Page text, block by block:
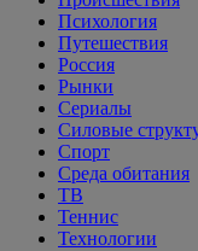
Психология
Путешествия
Россия
Рынки
Сериалы
Силовые
Спорт
Среда обитания
ТВ
Теннис
Технологии